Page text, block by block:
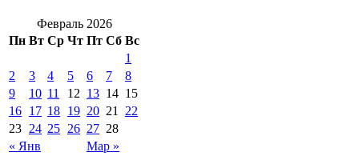
Февраль 2026
Пн Вт Ср Чт Пт Сб Вс
« Янв Мар »
1
2
3 4 5 6 7
8
9
10 11 12 13 14 15
16 17 18 19 20 21
22
23 24 25 26 27 28